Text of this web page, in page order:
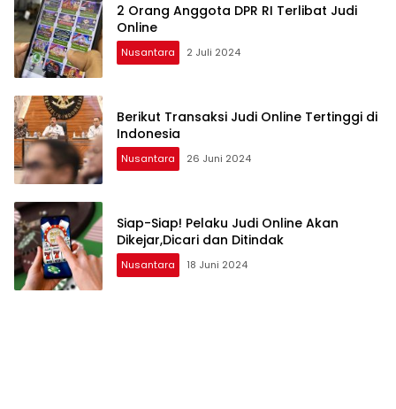
2 Orang Anggota DPR RI Terlibat Judi
Online
Nusantara 2 Juli 2024
Berikut Transaksi Judi Online Tertinggi di
Indonesia
Nusantara 26 Juni 2024
Siap-Siap! Pelaku Judi Online Akan
Dikejar,Dicari dan Ditindak
Nusantara 18 Juni 2024